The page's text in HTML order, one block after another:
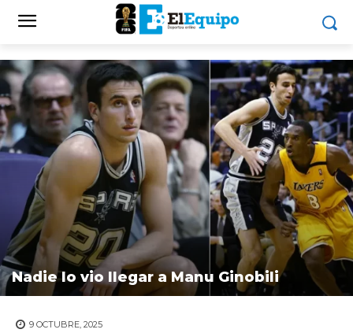
Nadie lo vio llegar a Manu Ginobili
9 OCTUBRE, 2025